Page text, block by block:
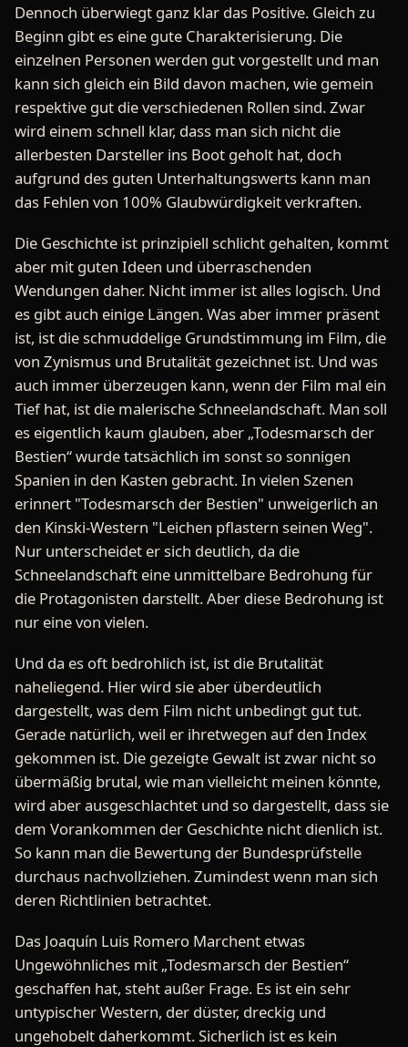
Dennoch überwiegt ganz klar das Positive. Gleich zu
Beginn gibt es eine gute Charakterisierung. Die
einzelnen Personen werden gut vorgestellt und man
kann sich gleich ein Bild davon machen, wie gemein
respektive gut die verschiedenen Rollen sind. Zwar
wird einem schnell klar, dass man sich nicht die
allerbesten Darsteller ins Boot geholt hat, doch
aufgrund des guten Unterhaltungswerts kann man
das Fehlen von 100% Glaubwürdigkeit verkraften.
Die Geschichte ist prinzipiell schlicht gehalten, kommt
aber mit guten Ideen und überraschenden
Wendungen daher. Nicht immer ist alles logisch. Und
es gibt auch einige Längen. Was aber immer präsent
ist, ist die schmuddelige Grundstimmung im Film, die
von Zynismus und Brutalität gezeichnet ist. Und was
auch immer überzeugen kann, wenn der Film mal ein
Tief hat, ist die malerische Schneelandschaft. Man soll
es eigentlich kaum glauben, aber „Todesmarsch der
Bestien“ wurde tatsächlich im sonst so sonnigen
Spanien in den Kasten gebracht. In vielen Szenen
erinnert "Todesmarsch der Bestien" unweigerlich an
den Kinski-Western "Leichen pflastern seinen Weg".
Nur unterscheidet er sich deutlich, da die
Schneelandschaft eine unmittelbare Bedrohung für
die Protagonisten darstellt. Aber diese Bedrohung ist
nur eine von vielen.
Und da es oft bedrohlich ist, ist die Brutalität
naheliegend. Hier wird sie aber überdeutlich
dargestellt, was dem Film nicht unbedingt gut tut.
Gerade natürlich, weil er ihretwegen auf den Index
gekommen ist. Die gezeigte Gewalt ist zwar nicht so
übermäßig brutal, wie man vielleicht meinen könnte,
wird aber ausgeschlachtet und so dargestellt, dass sie
dem Vorankommen der Geschichte nicht dienlich ist.
So kann man die Bewertung der Bundesprüfstelle
durchaus nachvollziehen. Zumindest wenn man sich
deren Richtlinien betrachtet.
Das Joaquín Luis Romero Marchent etwas
Ungewöhnliches mit „Todesmarsch der Bestien“
geschaffen hat, steht außer Frage. Es ist ein sehr
untypischer Western, der düster, dreckig und
ungehobelt daherkommt. Sicherlich ist es kein